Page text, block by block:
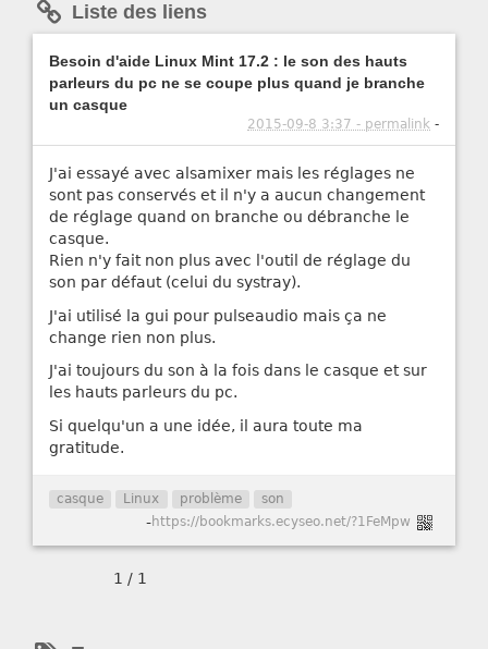
Liste des liens
Besoin d'aide Linux Mint 17.2 : le son des hauts
parleurs du pc ne se coupe plus quand je branche
un casque
2015-09-8 3:37 - permalink -
J'ai essayé avec alsamixer mais les réglages ne
sont pas conservés et il n'y a aucun changement
de réglage quand on branche ou débranche le
casque.
Rien n'y fait non plus avec l'outil de réglage du
son par défaut (celui du systray).
J'ai utilisé la gui pour pulseaudio mais ça ne
change rien non plus.
J'ai toujours du son à la fois dans le casque et sur
les hauts parleurs du pc.
Si quelqu'un a une idée, il aura toute ma
gratitude.
casque Linux problème son
-https://bookmarks.ecyseo.net/?1FeMpw
1 / 1